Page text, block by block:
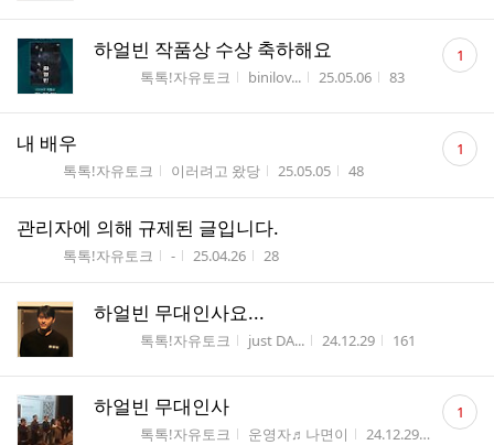
하얼빈 작품상 수상 축하해요
게시판명
톡톡!자유토크 작성자
binilov... 작성시간
25.05.06 조회수
83
댓
글 1
내 배우
게시판명
톡톡!자유토크 작성자
이러려고 왔당 작성시간
25.05.05 조회수
48
댓
글 1
관리자에 의해 규제된 글입니다.
게시판명
톡톡!자유토크 작성자
- 작성시간
25.04.26 조회수
28
하얼빈 무대인사요...
게시판명
톡톡!자유토크 작성자
just DA... 작성시간
24.12.29 조회수
161
하얼빈 무대인사
게시판명
톡톡!자유토크 작성자
운영자♬나면이 작성시간
24.12.29 조회수
92
댓
글 1